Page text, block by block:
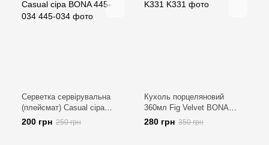
Серветка сервірувальна
(плейсмат) Casual сіра
BONA 445-034
200 грн 250 грн
Кухоль порцеляновий
360мл Fig Velvet BONA
K331
280 грн 350 грн